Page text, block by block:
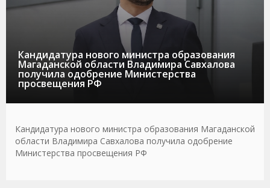
Кандидатура нового министра образования
Магаданской области Владимира Савхалова
получила одобрение Министерства
просвещения РФ
Кандидатура нового министра образования Магаданской
области Владимира Савхалова получила одобрение
Министерства просвещения РФ